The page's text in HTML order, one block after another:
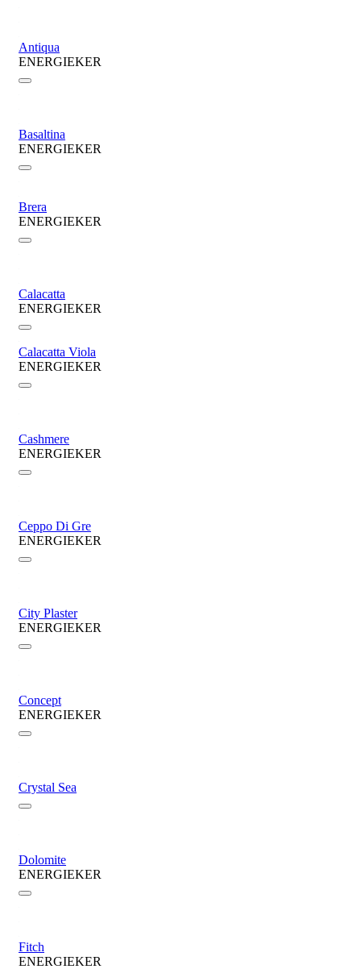
Antiqua
ENERGIEKER
Basaltina
ENERGIEKER
Brera
ENERGIEKER
Calacatta
ENERGIEKER
Calacatta Viola
ENERGIEKER
Cashmere
ENERGIEKER
Ceppo Di Gre
ENERGIEKER
City Plaster
ENERGIEKER
Concept
ENERGIEKER
Crystal Sea
Dolomite
ENERGIEKER
Fitch
ENERGIEKER